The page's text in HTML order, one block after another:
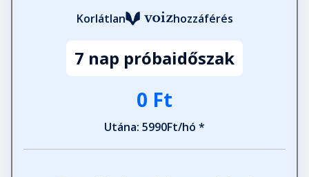
Korlátlan hozzáférés
7 nap próbaidőszak
0 Ft
Utána: 5990Ft/hó *